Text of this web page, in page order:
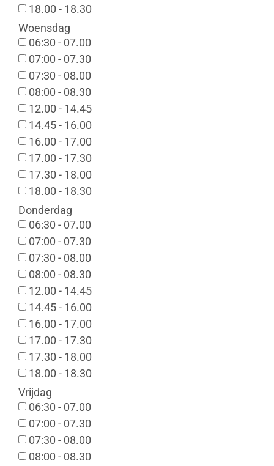
18.00 - 18.30
Woensdag
06:30 - 07.00
07:00 - 07.30
07:30 - 08.00
08:00 - 08.30
12.00 - 14.45
14.45 - 16.00
16.00 - 17.00
17.00 - 17.30
17.30 - 18.00
18.00 - 18.30
Donderdag
06:30 - 07.00
07:00 - 07.30
07:30 - 08.00
08:00 - 08.30
12.00 - 14.45
14.45 - 16.00
16.00 - 17.00
17.00 - 17.30
17.30 - 18.00
18.00 - 18.30
Vrijdag
06:30 - 07.00
07:00 - 07.30
07:30 - 08.00
08:00 - 08.30